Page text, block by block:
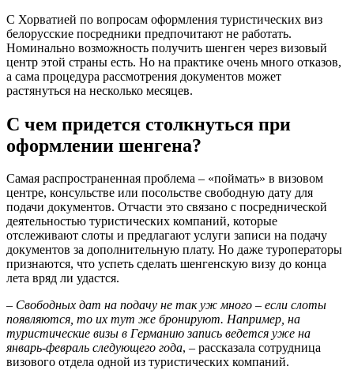
С Хорватией по вопросам оформления туристических виз
белорусские посредники предпочитают не работать.
Номинально возможность получить шенген через визовый
центр этой страны есть. Но на практике очень много отказов,
а сама процедура рассмотрения документов может
растянуться на несколько месяцев.
С чем придется столкнуться при
оформлении шенгена?
Самая распространенная проблема – «поймать» в визовом
центре, консульстве или посольстве свободную дату для
подачи документов. Отчасти это связано с посреднической
деятельностью туристических компаний, которые
отслеживают слоты и предлагают услуги записи на подачу
документов за дополнительную плату. Но даже туроператоры
признаются, что успеть сделать шенгенскую визу до конца
лета вряд ли удастся.
‒ Свободных дат на подачу не так уж много ‒ если слоты
появляются, то их тут же бронируют. Например, на
туристические визы в Германию запись ведется уже на
январь-февраль следующего года, ‒ рассказала сотрудница
визового отдела одной из туристических компаний.